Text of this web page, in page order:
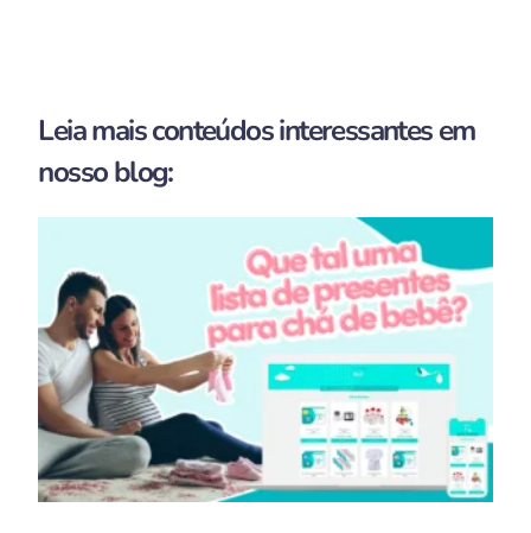
Leia mais conteúdos interessantes em
nosso blog: